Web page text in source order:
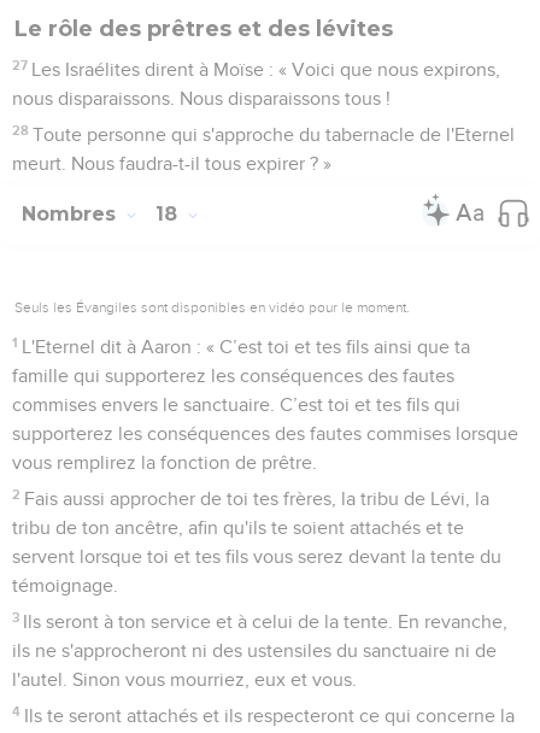
Le rôle des prêtres et des lévites
27 Les Israélites dirent à Moïse : « Voici que nous expirons,
nous disparaissons. Nous disparaissons tous !
28 Toute personne qui s'approche du tabernacle de l'Eternel
meurt. Nous faudra-t-il tous expirer ? »
Nombres 18
Seuls les Évangiles sont disponibles en vidéo pour le moment.
1 L'Eternel dit à Aaron : « C’est toi et tes fils ainsi que ta
famille qui supporterez les conséquences des fautes
commises envers le sanctuaire. C’est toi et tes fils qui
supporterez les conséquences des fautes commises lorsque
vous remplirez la fonction de prêtre.
2 Fais aussi approcher de toi tes frères, la tribu de Lévi, la
tribu de ton ancêtre, afin qu'ils te soient attachés et te
servent lorsque toi et tes fils vous serez devant la tente du
témoignage.
3 Ils seront à ton service et à celui de la tente. En revanche,
ils ne s'approcheront ni des ustensiles du sanctuaire ni de
l'autel. Sinon vous mourriez, eux et vous.
4 Ils te seront attachés et ils respecteront ce qui concerne la